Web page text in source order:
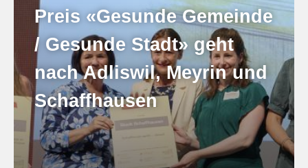
Preis «Gesunde Gemeinde
/ Gesunde Stadt» geht
nach Adliswil, Meyrin und
Schaffhausen